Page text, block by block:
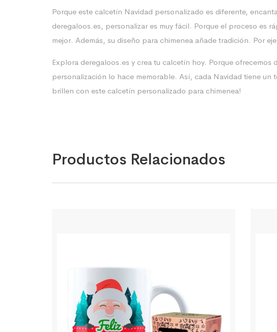
Porque este calcetín Navidad personalizado es diferente,
deregaloos.es, personalizar es muy fácil. Porque el proceso es
mejor. Además, su diseño para chimenea añade tradición. Por
Explora deregaloos.es y crea tu calcetín hoy. Porque
personalización lo hace memorable. Así, cada Navidad tiene
brillen con este calcetín personalizado para chimenea!
Productos Relacionados